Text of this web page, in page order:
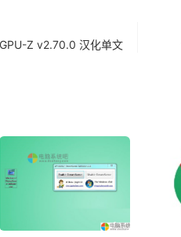
Z v2.70.0 汉化单文